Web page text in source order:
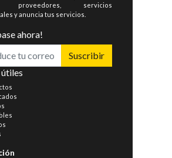
proveedores, servicios
y anuncia tus servicios.
ahora!
Suscribir
útiles